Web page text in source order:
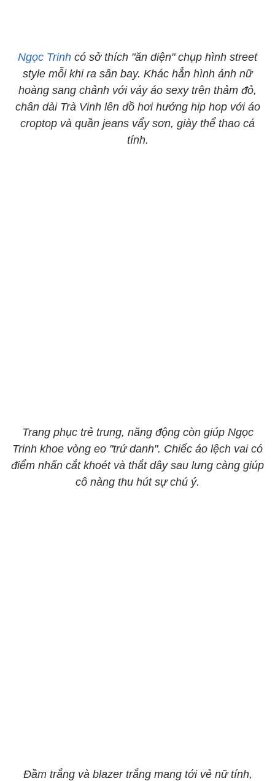
Ngọc Trinh có sở thích "ăn diện" chụp hình street
style mỗi khi ra sân bay. Khác hẳn hình ảnh nữ
hoàng sang chảnh với váy áo sexy trên thảm đỏ,
chân dài Trà Vinh lên đồ hơi hướng hip hop với áo
croptop và quần jeans vẩy sơn, giày thể thao cá
tính.
Trang phục trẻ trung, năng động còn giúp Ngọc
Trinh khoe vòng eo "trứ danh". Chiếc áo lệch vai có
điểm nhấn cắt khoét và thắt dây sau lưng càng giúp
cô nàng thu hút sự chú ý.
Đầm trắng và blazer trắng mang tới vẻ nữ tính,